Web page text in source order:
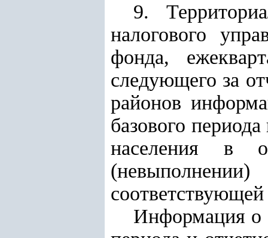
9.
налогового
фонда,
следующего за
районов
базового
населения в
соответствующей
Информация о